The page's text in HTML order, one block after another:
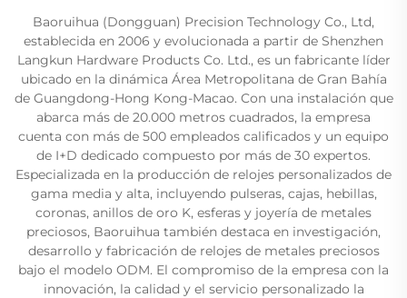
Baoruihua (Dongguan) Precision Technology Co., Ltd,
establecida en 2006 y evolucionada a partir de Shenzhen
Langkun Hardware Products Co. Ltd., es un fabricante líder
ubicado en la dinámica Área Metropolitana de Gran Bahía
de Guangdong-Hong Kong-Macao. Con una instalación que
abarca más de 20.000 metros cuadrados, la empresa
cuenta con más de 500 empleados calificados y un equipo
de I+D dedicado compuesto por más de 30 expertos.
Especializada en la producción de relojes personalizados de
gama media y alta, incluyendo pulseras, cajas, hebillas,
coronas, anillos de oro K, esferas y joyería de metales
preciosos, Baoruihua también destaca en investigación,
desarrollo y fabricación de relojes de metales preciosos
bajo el modelo ODM. El compromiso de la empresa con la
innovación, la calidad y el servicio personalizado la